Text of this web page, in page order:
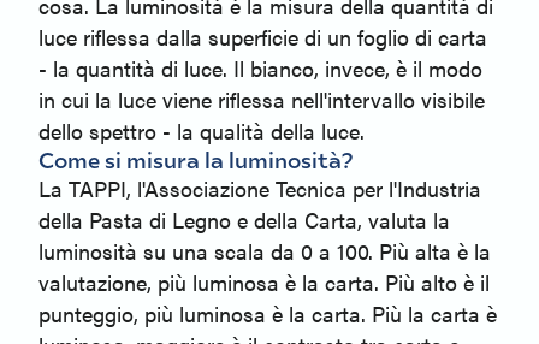
luce riflessa dalla superficie di un foglio di carta
- la quantità di luce. Il bianco, invece, è il modo
in cui la luce viene riflessa nell'intervallo visibile
dello spettro - la qualità della luce.
Come si misura la luminosità?
La TAPPI, l'Associazione Tecnica per l'Industria
della Pasta di Legno e della Carta, valuta la
luminosità su una scala da 0 a 100. Più alta è la
valutazione, più luminosa è la carta. Più alto è il
punteggio, più luminosa è la carta. Più la carta è